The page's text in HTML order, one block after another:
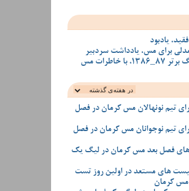
یادبود
برای مس، یادداشت سردبیر
خاطرات مس
تیم نونهالان مس کرمان در فصل
تیم نوجوانان مس کرمان در فصل
های فصل بعد مس کرمان در لیگ یک
های مستعد در اولین روز تست
مس کرمان